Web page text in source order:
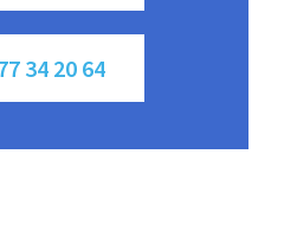
34 20 64